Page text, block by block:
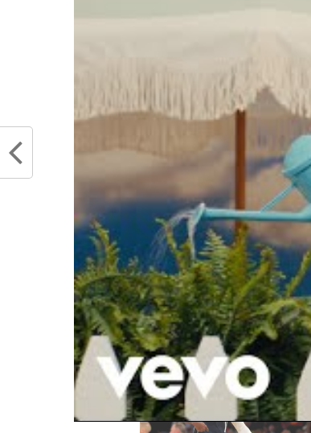
sorte
nombre
très bons
Les Mavericks
été. Avec un Rick
se ramener à
premier tour de
possible.
Partager :
Articles similaires